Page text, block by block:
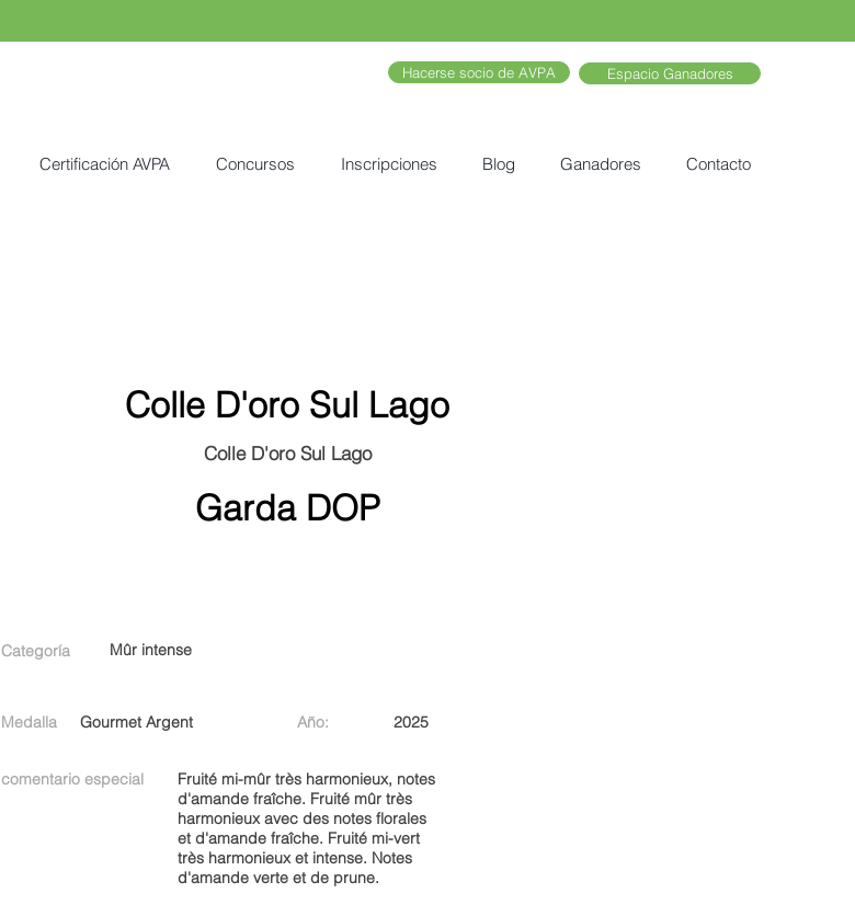
Hacerse socio de AVPA Espacio Ganadores
Certificación AVPA Concursos Inscripciones Blog Ganadores Contacto
Colle D'oro Sul Lago
Colle D'oro Sul Lago
Garda DOP
Categoría Mûr intense
Medalla Gourmet Argent Año: 2025
comentario especial
Fruité mi-mûr très harmonieux, notes
d'amande fraîche. Fruité mûr très
harmonieux avec des notes florales
et d'amande fraîche. Fruité mi-vert
très harmonieux et intense. Notes
d'amande verte et de prune.